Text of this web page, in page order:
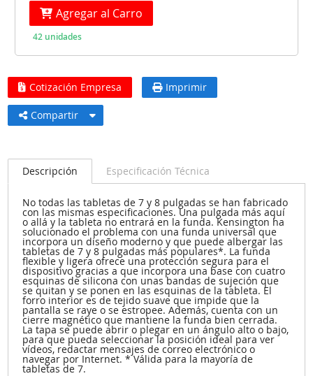
Agregar al Carro
42 unidades
Cotización Empresa Imprimir
Compartir
Descripción Especificación Técnica
No todas las tabletas de 7 y 8 pulgadas se han fabricado
con las mismas especificaciones. Una pulgada más aquí
o allá y la tableta no entrará en la funda. Kensington ha
solucionado el problema con una funda universal que
incorpora un diseño moderno y que puede albergar las
tabletas de 7 y 8 pulgadas más populares*. La funda
flexible y ligera ofrece una protección segura para el
dispositivo gracias a que incorpora una base con cuatro
esquinas de silicona con unas bandas de sujeción que
se quitan y se ponen en las esquinas de la tableta. El
forro interior es de tejido suave que impide que la
pantalla se raye o se estropee. Además, cuenta con un
cierre magnético que mantiene la funda bien cerrada.
La tapa se puede abrir o plegar en un ángulo alto o bajo,
para que pueda seleccionar la posición ideal para ver
vídeos, redactar mensajes de correo electrónico o
navegar por Internet. * Válida para la mayoría de
tabletas de 7.